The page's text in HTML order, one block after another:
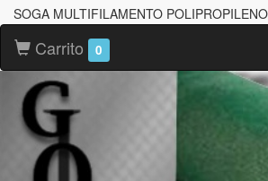
SOGA MULTIFILAMENTO
Carrito 0